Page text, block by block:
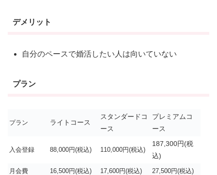
デメリット
自分のペースで婚活したい人は向いていない
プラン
プラン ライトコース
スタンダードコ
ース
プレミアムコ
ース
入会登録 88,000円(税込) 110,000円(税込)
187,300円(税
込)
月会費 16,500円(税込) 17,600円(税込) 27,500円(税込)